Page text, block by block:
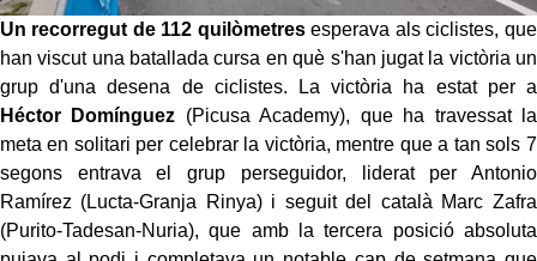
Un recorregut de 112 quilòmetresesperava als ciclistes, que
han viscut una batallada cursa en què s'han jugat la victòria un
grup d'una desena de ciclistes. La victòria ha estat per a
Héctor Domínguez (Picusa Academy), que ha travessat la
meta en solitari per celebrar la victòria, mentre que a tan sols 7
segons entrava el grup perseguidor, liderat per Antonio
Ramírez (Lucta-Granja Rinya) i seguit del català Marc Zafra
(Purito-Tadesan-Nuria), que amb la tercera posició absoluta